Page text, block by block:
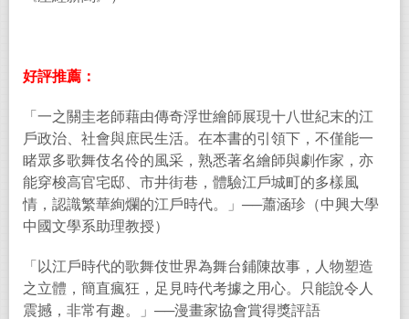
好評推薦：
「一之關圭老師藉由傳奇浮世繪師展現十八世紀末的江
戶政治、社會與庶民生活。在本書的引領下，不僅能一
睹眾多歌舞伎名伶的風采，熟悉著名繪師與劇作家，亦
能穿梭高官宅邸、市井街巷，體驗江戶城町的多樣風
情，認識繁華絢爛的江戶時代。」 ──蕭涵珍（中興大學
中國文學系助理教授）
「以江戶時代的歌舞伎世界為舞台鋪陳故事，人物塑造
之立體，簡直瘋狂，足見時代考據之用心。只能說令人
震撼，非常有趣。」 ──漫畫家協會賞得獎評語